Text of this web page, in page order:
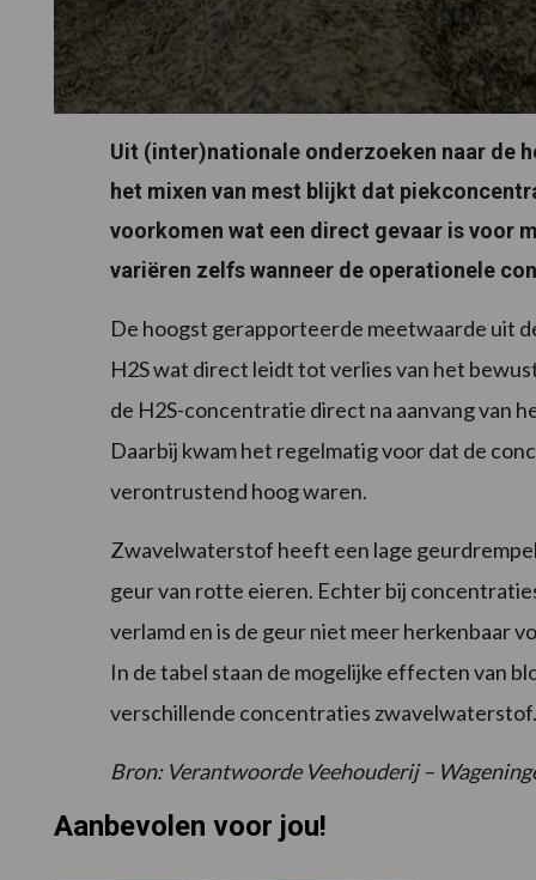
Uit (inter)nationale onderzoeken naar de
het mixen van mest blijkt dat
voorkomen wat een direct gevaar is voor
variëren zelfs wanneer de operationele
De hoogst gerapporteerde meetwaarde uit
H2S wat direct leidt tot verlies van het
de H2S-concentratie direct na aanvang van
Daarbij kwam het regelmatig voor dat de
verontrustend hoog waren.
Zwavelwaterstof heeft een lage
geur van rotte eieren. Echter bij
verlamd en is de geur niet meer herkenbaar
In de tabel staan de mogelijke effecten van
verschillende concentraties zwavelwaterstof.
Bron: Verantwoorde Veehouderij –
Aanbevolen voor jou!